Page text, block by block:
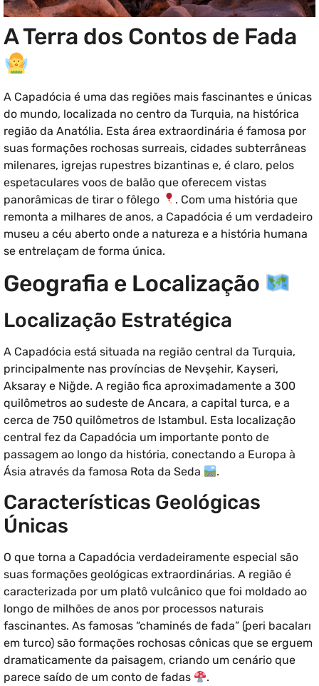
A Terra dos Contos de Fada
A Capadócia é uma das regiões mais fascinantes e únicas
do mundo, localizada no centro da Turquia, na histórica
região da Anatólia. Esta área extraordinária é famosa por
suas formações rochosas surreais, cidades subterrâneas
milenares, igrejas rupestres bizantinas e, é claro, pelos
espetaculares voos de balão que oferecem vistas
panorâmicas de tirar o fôlego
. Com uma história que
remonta a milhares de anos, a Capadócia é um verdadeiro
museu a céu aberto onde a natureza e a história humana
se entrelaçam de forma única.
Geografia e Localização
Localização Estratégica
A Capadócia está situada na região central da Turquia,
principalmente nas províncias de Nevşehir, Kayseri,
Aksaray e Niğde. A região fica aproximadamente a 300
quilômetros ao sudeste de Ancara, a capital turca, e a
cerca de 750 quilômetros de Istambul. Esta localização
central fez da Capadócia um importante ponto de
passagem ao longo da história, conectando a Europa à
Ásia através da famosa Rota da Seda
.
Características Geológicas
Únicas
O que torna a Capadócia verdadeiramente especial são
suas formações geológicas extraordinárias. A região é
caracterizada por um platô vulcânico que foi moldado ao
longo de milhões de anos por processos naturais
fascinantes. As famosas “chaminés de fada” (peri bacaları
em turco) são formações rochosas cônicas que se erguem
dramaticamente da paisagem, criando um cenário que
parece saído de um conto de fadas
.